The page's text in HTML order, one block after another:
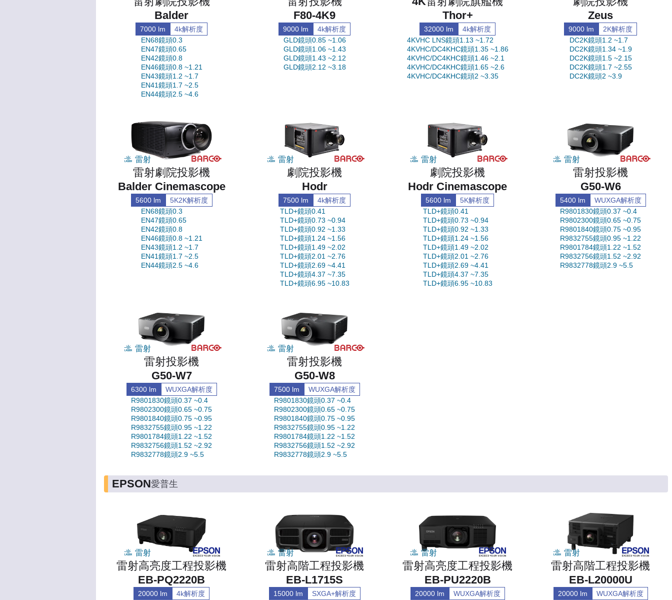
Balder
7000 lm
4k解析度
EN68鏡頭0.3
EN47鏡頭0.65
EN42鏡頭0.8
EN46鏡頭0.8 ~1.21
EN43鏡頭1.2 ~1.7
EN41鏡頭1.7 ~2.5
EN44鏡頭2.5 ~4.6
F80-4K9
9000 lm
4k解析度
GLD鏡頭0.85 ~1.06
GLD鏡頭1.06 ~1.43
GLD鏡頭1.43 ~2.12
GLD鏡頭2.12 ~3.18
Thor+
32000 lm
4k解析度
4KVHC LNS鏡頭1.13 ~1.72
4KVHC/DC4KHC鏡頭1.35 ~1.86
4KVHC/DC4KHC鏡頭1.46 ~2.1
4KVHC/DC4KHC鏡頭1.65 ~2.6
4KVHC/DC4KHC鏡頭2 ~3.35
Zeus
9000 lm
2K解析度
DC2K鏡頭1.2 ~1.7
DC2K鏡頭1.34 ~1.9
DC2K鏡頭1.5 ~2.15
DC2K鏡頭1.7 ~2.55
DC2K鏡頭2 ~3.9
雷射
雷射劇院投影機
Balder Cinemascope
5600 lm
5K2K解析度
EN68鏡頭0.3
EN47鏡頭0.65
EN42鏡頭0.8
EN46鏡頭0.8 ~1.21
EN43鏡頭1.2 ~1.7
EN41鏡頭1.7 ~2.5
EN44鏡頭2.5 ~4.6
雷射
劇院投影機
Hodr
7500 lm
4k解析度
TLD+鏡頭0.41
TLD+鏡頭0.73 ~0.94
TLD+鏡頭0.92 ~1.33
TLD+鏡頭1.24 ~1.56
TLD+鏡頭1.49 ~2.02
TLD+鏡頭2.01 ~2.76
TLD+鏡頭2.69 ~4.41
TLD+鏡頭4.37 ~7.35
TLD+鏡頭6.95 ~10.83
雷射
劇院投影機
Hodr Cinemascope
5600 lm
5K解析度
TLD+鏡頭0.41
TLD+鏡頭0.73 ~0.94
TLD+鏡頭0.92 ~1.33
TLD+鏡頭1.24 ~1.56
TLD+鏡頭1.49 ~2.02
TLD+鏡頭2.01 ~2.76
TLD+鏡頭2.69 ~4.41
TLD+鏡頭4.37 ~7.35
TLD+鏡頭6.95 ~10.83
雷射
雷射投影機
G50-W6
5400 lm
WUXGA解析度
R9801830鏡頭0.37 ~0.4
R9802300鏡頭0.65 ~0.75
R9801840鏡頭0.75 ~0.95
R9832755鏡頭0.95 ~1.22
R9801784鏡頭1.22 ~1.52
R9832756鏡頭1.52 ~2.92
R9832778鏡頭2.9 ~5.5
雷射
雷射投影機
G50-W7
6300 lm
WUXGA解析度
R9801830鏡頭0.37 ~0.4
R9802300鏡頭0.65 ~0.75
R9801840鏡頭0.75 ~0.95
R9832755鏡頭0.95 ~1.22
R9801784鏡頭1.22 ~1.52
R9832756鏡頭1.52 ~2.92
R9832778鏡頭2.9 ~5.5
雷射
雷射投影機
G50-W8
7500 lm
WUXGA解析度
R9801830鏡頭0.37 ~0.4
R9802300鏡頭0.65 ~0.75
R9801840鏡頭0.75 ~0.95
R9832755鏡頭0.95 ~1.22
R9801784鏡頭1.22 ~1.52
R9832756鏡頭1.52 ~2.92
R9832778鏡頭2.9 ~5.5
EPSON愛普生
雷射
雷射高亮度工程投影機
EB-PQ2220B
20000 lm
4k解析度
雷射
雷射高階工程投影機
EB-L1715S
15000 lm
SXGA+解析度
雷射
雷射高亮度工程投影機
EB-PU2220B
20000 lm
WUXGA解析度
雷射
雷射高階工程投影機
EB-L20000U
20000 lm
WUXGA解析度